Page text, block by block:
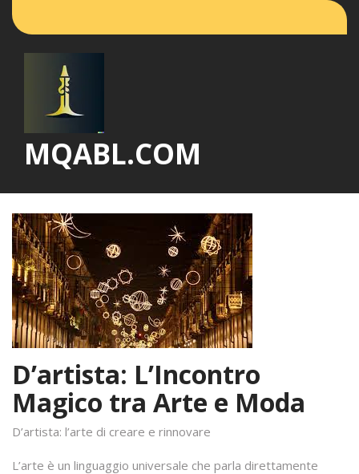
MQABL.COM
D’artista: L’Incontro
Magico tra Arte e Moda
D’artista: l’arte di creare e rinnovare
L’arte è un linguaggio universale che parla direttamente